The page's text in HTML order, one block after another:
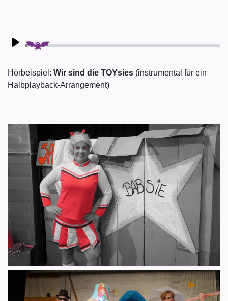
Hörbeispiel: Wir sind die TOYsies (instrumental für ein
Halbplayback-Arrangement)